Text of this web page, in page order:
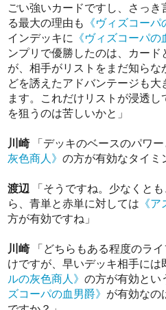
ごい強いカードですし、さっ
る最大の理由も 《ヴィズコーパ
インデッキに 《ヴィズコーパの
ンプリで優勝したのは、カー
が、相手がリストをまだ知ら
どを誘えたアドバンテージも
ます。これだけリストが浸透
を狙うのは苦しいかと」
川崎「デッキのベースのパワー
灰色商人》の方が有効なタイミ
渡辺 「そうですね。少なくと
ら、青単と赤単に対しては 《
方が有効ですね」
川崎「どちらもある程度のラ
けですが、早いデッキ相手には
ルの灰色商人》の方が有効とい
ズコーパの血男爵》 が有効なの